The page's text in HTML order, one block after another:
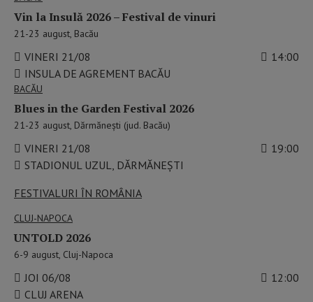
Vin la Insulă 2026 – Festival de vinuri
21-23 august, Bacău
VINERI 21/08
14:00
INSULA DE AGREMENT BACĂU
BACĂU
Blues in the Garden Festival 2026
21-23 august, Dărmănești (jud. Bacău)
VINERI 21/08
19:00
STADIONUL UZUL, DĂRMĂNEȘTI
FESTIVALURI ÎN ROMÂNIA
CLUJ-NAPOCA
UNTOLD 2026
6-9 august, Cluj-Napoca
JOI 06/08
12:00
CLUJ ARENA